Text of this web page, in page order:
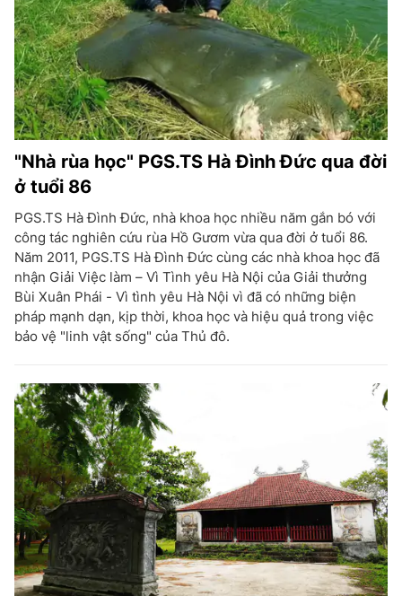
"Nhà rùa học" PGS.TS Hà Đình Đức qua đời
ở tuổi 86
PGS.TS Hà Đình Đức, nhà khoa học nhiều năm gắn bó với
công tác nghiên cứu rùa Hồ Gươm vừa qua đời ở tuổi 86.
Năm 2011, PGS.TS Hà Đình Đức cùng các nhà khoa học đã
nhận Giải Việc làm – Vì Tình yêu Hà Nội của Giải thưởng
Bùi Xuân Phái - Vì tình yêu Hà Nội vì đã có những biện
pháp mạnh dạn, kịp thời, khoa học và hiệu quả trong việc
bảo vệ "linh vật sống" của Thủ đô.